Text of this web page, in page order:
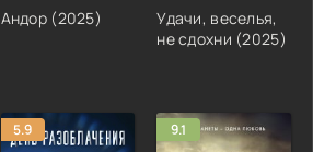
Андор (2025)
Удачи, веселья,
не сдохни (2025)
5.9 9.1